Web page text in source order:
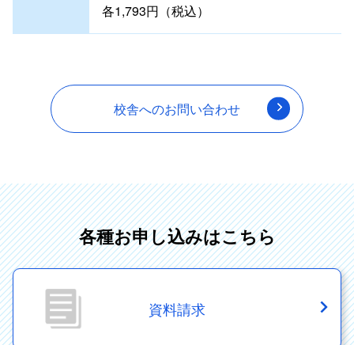
各1,793円（税込）
校舎へのお問い合わせ
各種お申し込みはこちら
資料請求